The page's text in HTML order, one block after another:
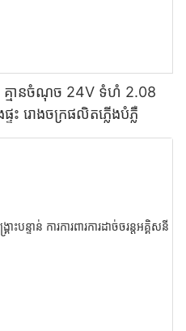
ក គ្មានចំណុច 24V ទំហំ 2.08
ះ រោងចក្រផលិតភ្លើងបំភ្លឺ